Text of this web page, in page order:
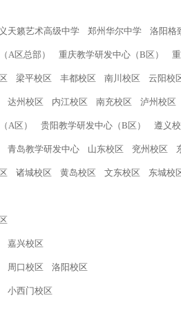
天籁艺术高级中学 郑州华尔中学 洛阳格
A区总部） 重庆教学研发中心（B区）
梁平校区 丰都校区 南川校区 云阳校
达州校区 内江校区 南充校区 泸州校区
A区） 贵阳教学研发中心（B区） 遵义
青岛教学研发中心 山东校区 兖州校区
诸城校区 黄岛校区 文东校区 东城校
嘉兴校区
周口校区 洛阳校区
小西门校区